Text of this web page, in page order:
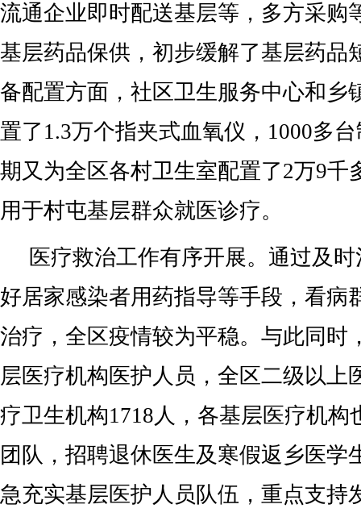
流通企业即时配送基层等，多方采购
基层药品保供，初步缓解了基层药品
备配置方面，社区卫生服务中心和乡
置了1.3万个指夹式血氧仪，1000多
期又为全区各村卫生室配置了2万9千
用于村屯基层群众就医诊疗。
医疗救治工作有序开展。通过及
好居家感染者用药指导等手段，看病
治疗，全区疫情较为平稳。与此同时
层医疗机构医护人员，全区二级以上
疗卫生机构1718人，各基层医疗机构
团队，招聘退休医生及寒假返乡医学
急充实基层医护人员队伍，重点支持